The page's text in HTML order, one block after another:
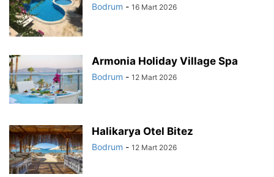
Bodrum - 16 Mart 2026
Armonia Holiday Village Spa
Bodrum - 12 Mart 2026
Halikarya Otel Bitez
Bodrum - 12 Mart 2026